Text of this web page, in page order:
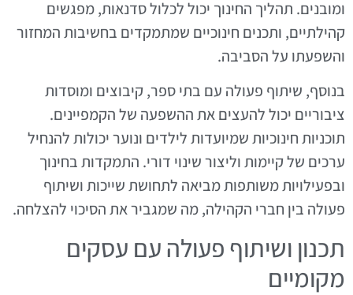
ומובנים. תהליך החינוך יכול לכלול סדנאות, מפגשים
קהילתיים, ותכנים חינוכיים שמתמקדים בחשיבות המחזור
והשפעתו על הסביבה.
בנוסף, שיתוף פעולה עם בתי ספר, קיבוצים ומוסדות
ציבוריים יכול להעצים את ההשפעה של הקמפיינים.
תוכניות חינוכיות שמיועדות לילדים ונוער יכולות להנחיל
ערכים של קיימות וליצור שינוי דורי. התמקדות בחינוך
ובפעילויות משותפות מביאה לתחושת שייכות ושיתוף
פעולה בין חברי הקהילה, מה שמגביר את הסיכוי להצלחה.
תכנון ושיתוף פעולה עם עסקים
מקומיים